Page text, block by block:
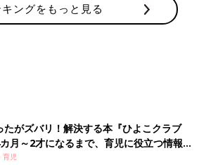
ングをもっと見る
たがズバリ！解決する本『ひよこクラブ
月～2才になるまで、育児に役立つ情報が
育児